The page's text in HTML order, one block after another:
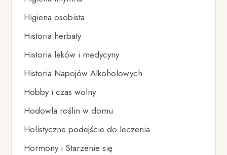
Higiena osobista
Historia herbaty
Historia leków i medycyny
Historia Napojów Alkoholowych
Hobby i czas wolny
Hodowla roślin w domu
Holistyczne podejście do leczenia
Hormony i Starzenie się